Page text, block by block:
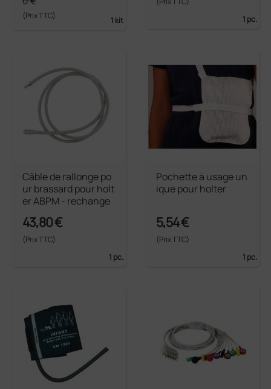
(Prix TTC) 1 kit
1 pc.
Câble de rallonge po
ur brassard pour holt
er ABPM - rechange
43,80 €
(Prix TTC)
1 pc.
Pochette à usage un
ique pour holter
5,54 €
(Prix TTC)
1 pc.